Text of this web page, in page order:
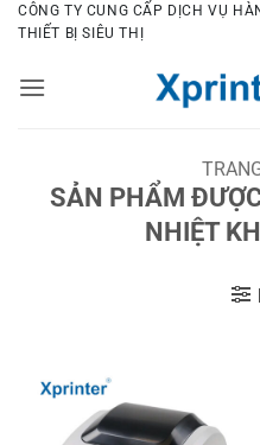
Bỏ
qua
dung
CÔNG TY CUNG CẤP DỊCH VỤ
THIẾT BỊ SIÊU THỊ
SẢN PHẨM
NHIỆT